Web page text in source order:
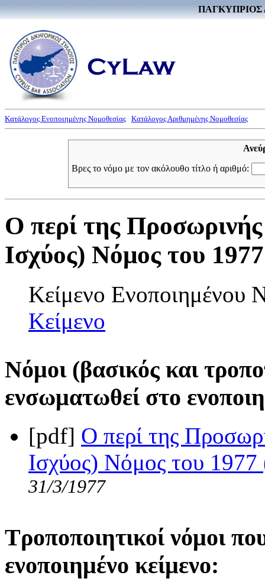
ΠΑΓΚΥΠΡΙΟΣ
Κατάλογος Ενοποιημένης Νομοθεσίας Κατάλογος Αριθμημένης Νομοθεσίας
Βρες το νόμο με τον ακόλουθο τίτλο ή αριθμό:
Ο περί της
Ισχύος) Νόμος του
Κείμενο
Κείμενο
Νόμοι (βασικός και
ενσωματωθεί στο
[pdf] Ο περί της
Ισχύος) Νόμος του
31/3/1977
Τροποποιητικοί νόμοι
ενοποιημένο κείμενο: